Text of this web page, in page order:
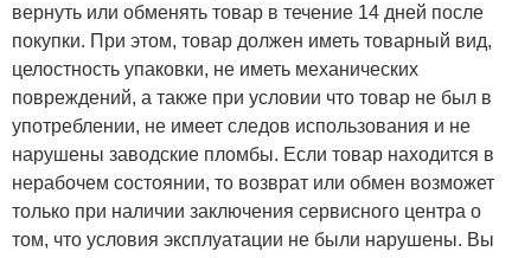
вернуть или обменять товар в течение 14 дней после
покупки. При этом, товар должен иметь товарный вид,
целостность упаковки, не иметь механических
повреждений, а также при условии что товар не был в
употреблении, не имеет следов использования и не
нарушены заводские пломбы. Если товар находится в
нерабочем состоянии, то возврат или обмен возможет
только при наличии заключения сервисного центра о
том, что условия эксплуатации не были нарушены. Вы